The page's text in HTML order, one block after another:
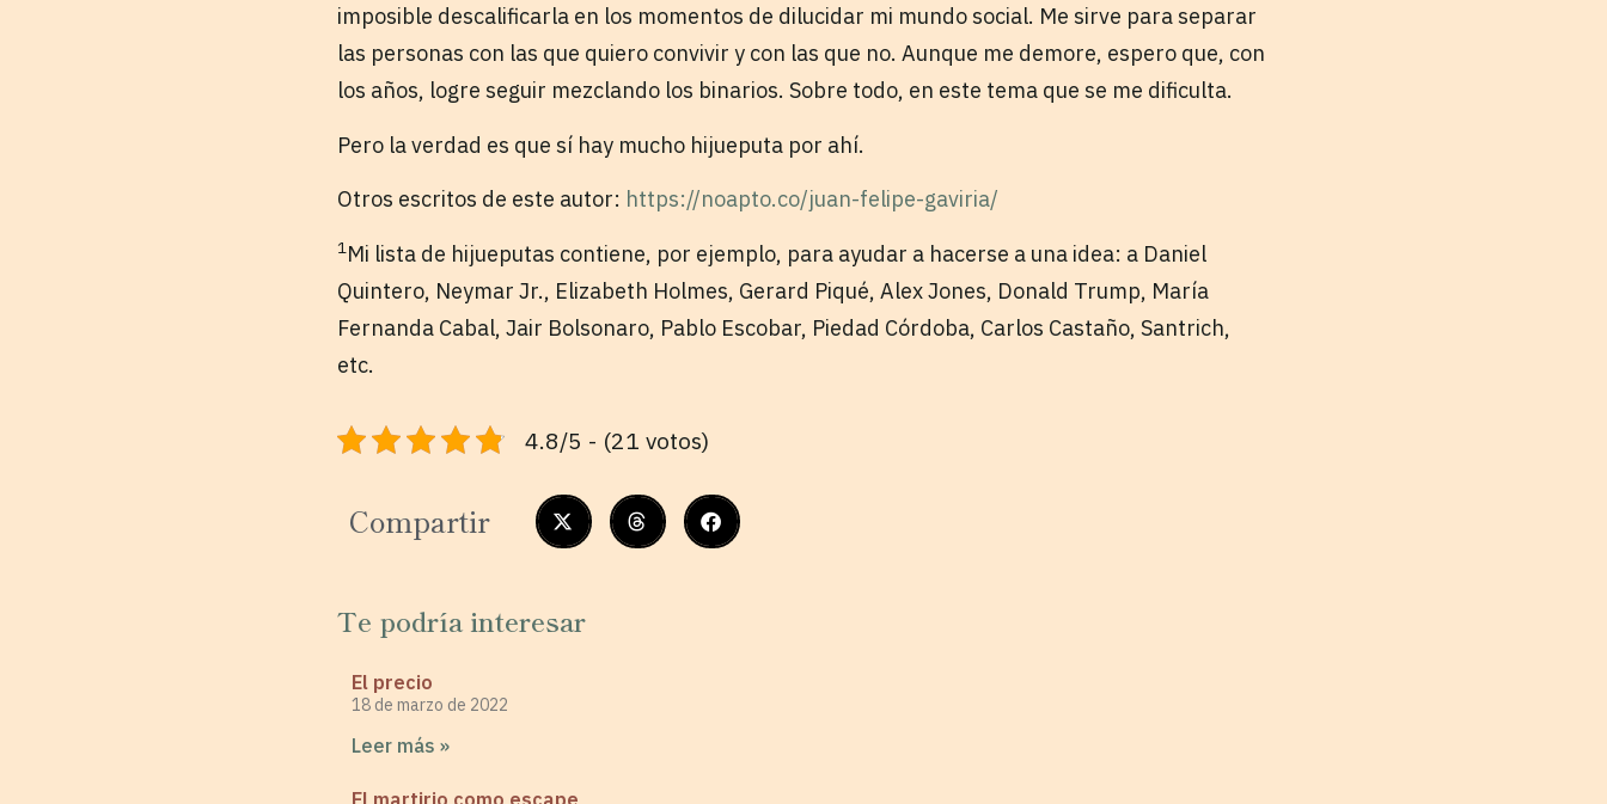
imposible descalificarla en los momentos de dilucidar mi mundo social. Me sirve para separar
las personas con las que quiero convivir y con las que no. Aunque me demore, espero que, con
los años, logre seguir mezclando los binarios. Sobre todo, en este tema que se me dificulta.
Pero la verdad es que sí hay mucho hijueputa por ahí.
Otros escritos de este autor: https://noapto.co/juan-felipe-gaviria/
1Mi lista de hijueputas contiene, por ejemplo, para ayudar a hacerse a una idea: a Daniel
Quintero, Neymar Jr., Elizabeth Holmes, Gerard Piqué, Alex Jones, Donald Trump, María
Fernanda Cabal, Jair Bolsonaro, Pablo Escobar, Piedad Córdoba, Carlos Castaño, Santrich,
etc.
4.8/5 - (21 votos)
Compartir
Te podría interesar
El precio
18 de marzo de 2022
Leer más »
El martirio como escape